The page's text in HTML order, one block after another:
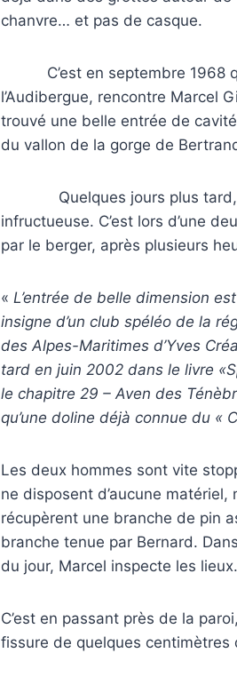
chanvre… et pas de casque.
C’est en septembre
l’Audibergue, rencontre Marcel
trouvé une belle entrée de
du vallon de la gorge de
Quelques jours plus tard,
infructueuse. C’est lors d’une
par le berger, après plusieurs
« L’entrée de belle dimension
insigne d’un club spéléo de la
des Alpes-Maritimes d’Yves
tard en juin 2002 dans le livre
le chapitre 29 – Aven des
qu’une doline déjà connue du «
Les deux hommes sont vite
ne disposent d’aucune
récupèrent une branche de pin
branche tenue par Bernard.
du jour, Marcel inspecte les lieux.
C’est en passant près de la
fissure de quelques